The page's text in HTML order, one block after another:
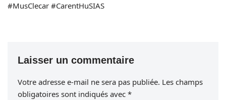
#MusClecar #CarentHuSIAS
Laisser un commentaire
Votre adresse e-mail ne sera pas publiée. Les champs
obligatoires sont indiqués avec *